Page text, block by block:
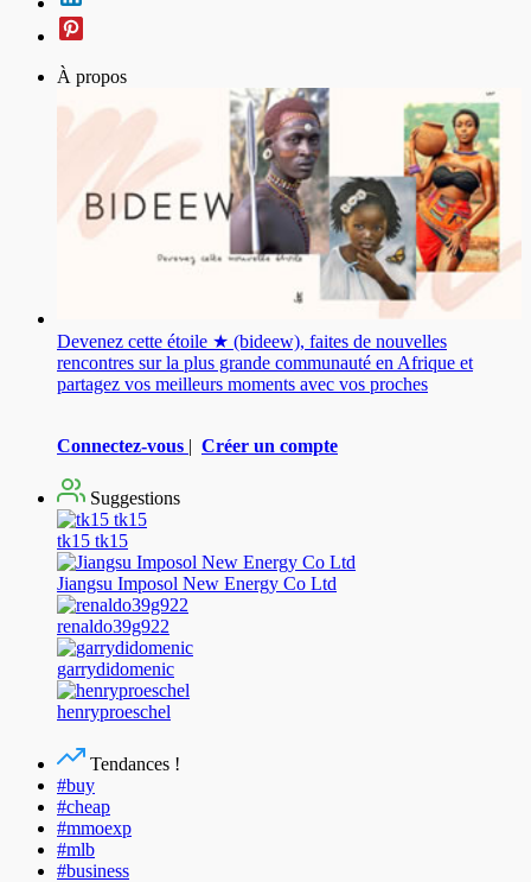
À propos
Devenez cette étoile ★ (bideew), faites de nouvelles
rencontres sur la plus grande communauté en Afrique et
partagez vos meilleurs moments avec vos proches
Connectez-vous | Créer un compte
Suggestions
tk15 tk15
Jiangsu Imposol New Energy Co Ltd
renaldo39g922
garrydidomenic
henryproeschel
Tendances !
#buy
#cheap
#mmoexp
#mlb
#business